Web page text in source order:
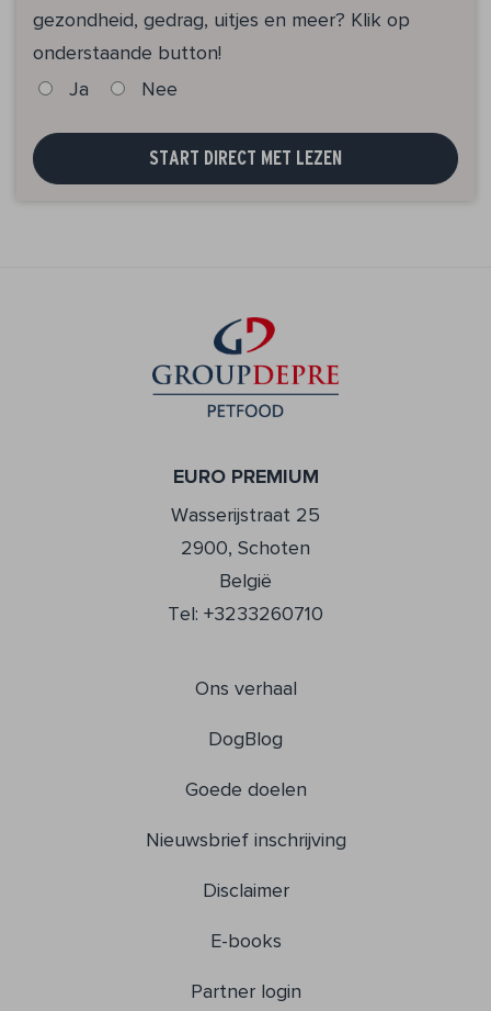
gezondheid, gedrag, uitjes en meer? Klik op
onderstaande button!
Ja
Nee
START DIRECT MET LEZEN
EURO PREMIUM
Wasserijstraat 25
2900, Schoten
België
Tel: +3233260710
Ons verhaal
DogBlog
Goede doelen
Nieuwsbrief inschrijving
Disclaimer
E-books
Partner login